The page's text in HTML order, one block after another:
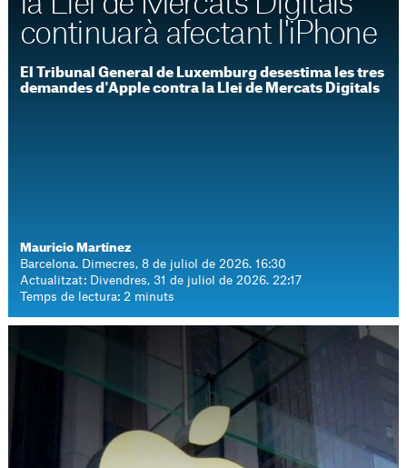
continuarà afectant l'iPhone
El Tribunal General de Luxemburg desestima les tres
demandes d'Apple contra la Llei de Mercats Digitals
Mauricio Martínez
Barcelona. Dimecres, 8 de juliol de 2026. 16:30
Actualitzat: Divendres, 31 de juliol de 2026. 22:17
Temps de lectura: 2 minuts